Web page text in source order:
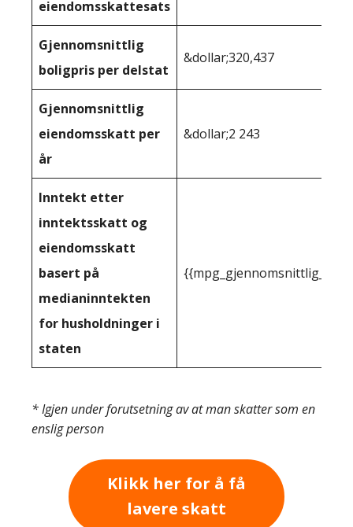
eiendomsskattesats
Gjennomsnittlig
boligpris per delstat
&dollar;320,437
Gjennomsnittlig
eiendomsskatt per
år
&dollar;2 243
Inntekt etter
inntektsskatt og
eiendomsskatt
basert på
medianinntekten
for husholdninger i
staten
* Igjen under forutsetning av at man skatter som en
enslig person
Klikk her for å få
lavere skatt